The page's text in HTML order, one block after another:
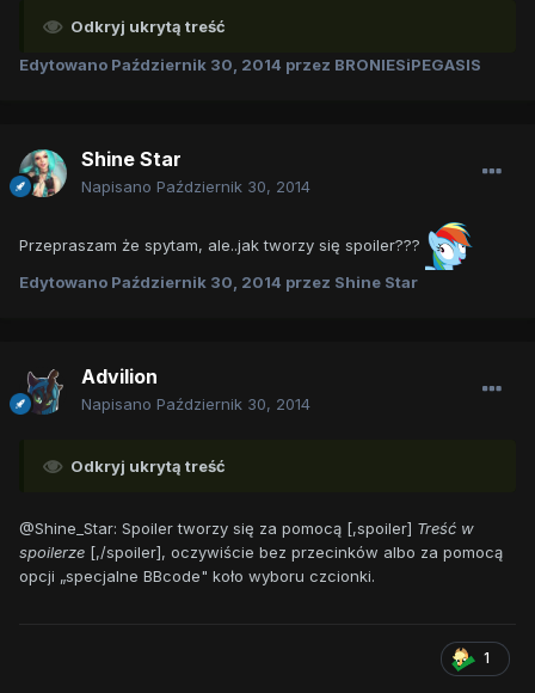
Odkryj ukrytą treść
Edytowano Październik 30, 2014 przez BRONIESiPEGASIS
Shine Star
Napisano Październik 30, 2014
Przepraszam że spytam, ale..jak tworzy się spoiler???
Edytowano Październik 30, 2014 przez Shine Star
Advilion
Napisano Październik 30, 2014
Odkryj ukrytą treść
@Shine_Star: Spoiler tworzy się za pomocą [,spoiler] Treść w
spoilerze [,/spoiler], oczywiście bez przecinków albo za pomocą
opcji „specjalne BBcode" koło wyboru czcionki.
1